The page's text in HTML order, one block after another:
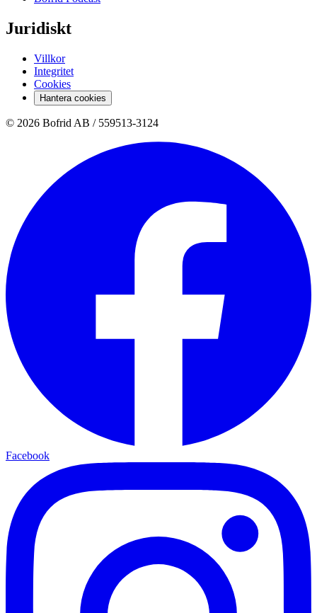
Juridiskt
Villkor
Integritet
Cookies
Hantera cookies
© 2026 Bofrid AB / 559513-3124
Facebook